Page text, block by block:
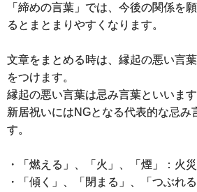
「締めの言葉」では、今後の関係を
るとまとまりやすくなります。
文章をまとめる時は、縁起の悪い言
をつけます。
縁起の悪い言葉は忌み言葉といいます
新居祝いにはNGとなる代表的な忌み
す。
・「燃える」、「火」、「煙」：火
・「傾く」、「閉まる」、「つぶれ